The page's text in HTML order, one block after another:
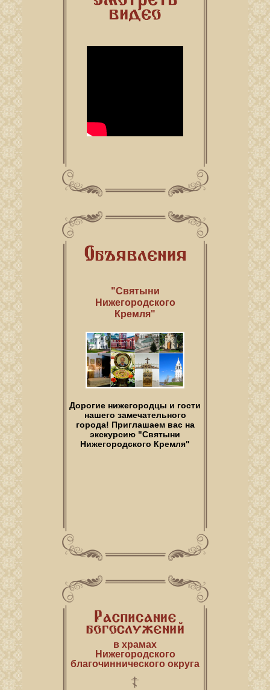
"Святыни
Нижегородского
Кремля"
Дорогие нижегородцы и гости
нашего замечательного
города! Приглашаем вас на
экскурсию "Святыни
Нижегородского Кремля"
в храмах
Нижегородского
благочиннического округа